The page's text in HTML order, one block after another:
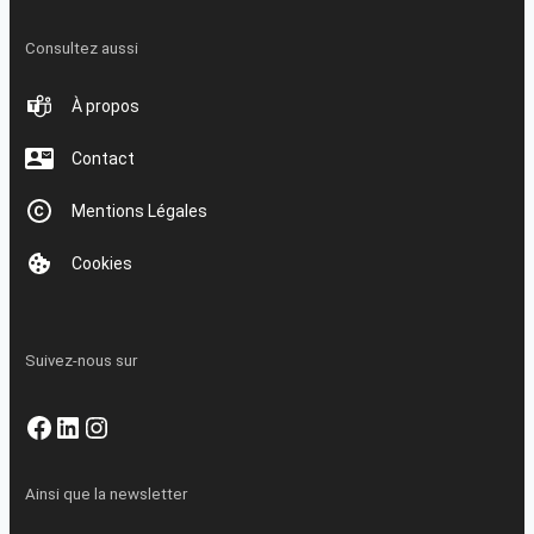
Consultez aussi
À propos
Contact
Mentions Légales
Cookies
Suivez-nous sur
Facebook
LinkedIn
Instagram
Ainsi que la newsletter